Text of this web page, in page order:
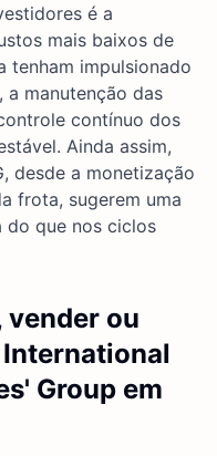
é a
mais baixos de
tenham impulsionado
manutenção das
contínuo dos
Ainda assim,
desde a monetização
frota, sugerem uma
do que nos ciclos
vender ou
Group em